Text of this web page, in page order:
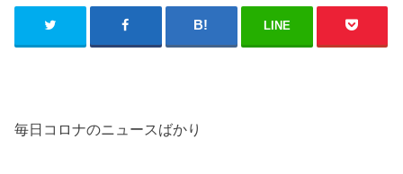
LINE
毎日コロナのニュースばかり